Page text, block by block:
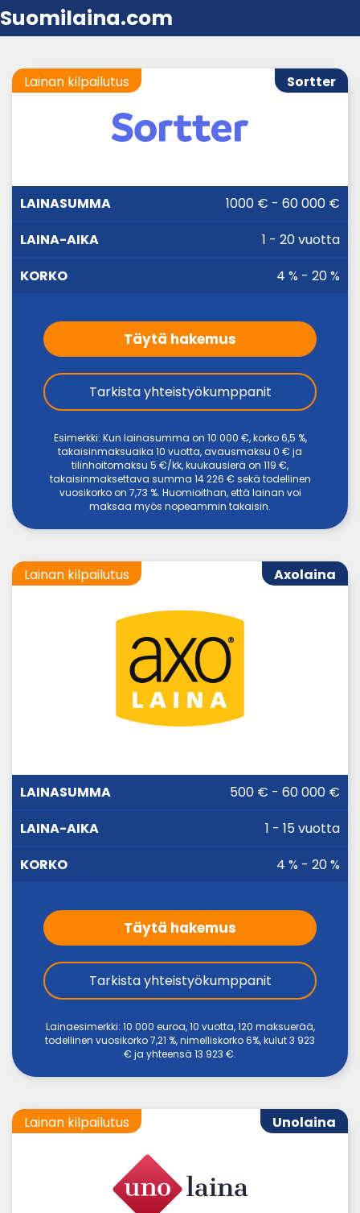
Suomilaina.com
Sortter
Lainan kilpailutus
LAINASUMMA KORKO1000 € - 60 000 €
1 - 20 vuotta
4 % - 20 %
Täytä hakemus
Tarkista yhteistyökumppanit
Esimerkki: Kun lainasumma on 10 000 €, korko 6,5 %,
takaisinmaksuaika 10 vuotta, avausmaksu 0 € ja
tilinhoitomaksu 5 €/kk, kuukausierä on 119 €,
takaisinmaksettava summa 14 226 € sekä todellinen
vuosikorko on 7,73 %. Huomioithan, että lainan voi
maksaa myös nopeammin takaisin.
Axolaina
Lainan kilpailutus
LAINASUMMA KORKO500 € - 60 000 €
1 - 15 vuotta
4 % - 20 %
Täytä hakemus
Tarkista yhteistyökumppanit
Lainaesimerkki: 10 000 euroa, 10 vuotta, 120 maksuerää,
todellinen vuosikorko 7,21 %, nimelliskorko 6%, kulut 3 923
€ ja yhteensä 13 923 €.
Unolaina
Lainan kilpailutus